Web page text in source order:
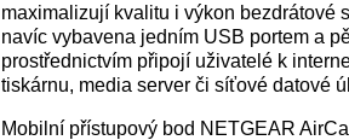
maximalizují kvalitu i výkon bezdrátové
navíc vybavena jedním USB portem a
prostřednictvím připojí uživatelé k
tiskárnu, media server či síťové datové
Mobilní přístupový bod NETGEAR